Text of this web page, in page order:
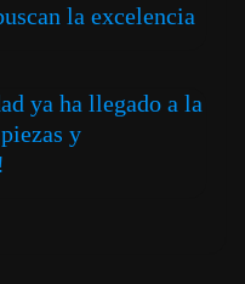
la excelencia
ya ha llegado a la
y